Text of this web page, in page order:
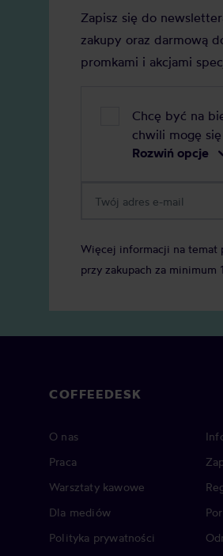
Zapisz się do
zakupy oraz darmową
promkami i akcjami
Chcę być na
chwili mogę
Rozwiń opcje
Więcej informacji na temat
przy zakupach za minimum
COFFEEDESK
O nas
Praca
Warsztaty kawowe
Dla mediów
Polityka prywatności